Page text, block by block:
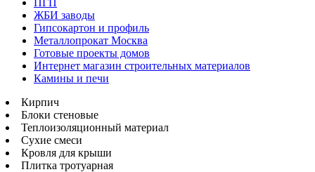
ПГП
ЖБИ заводы
Гипсокартон и профиль
Металлопрокат Москва
Готовые проекты домов
Интернет магазин строительных материалов
Камины и печи
Кирпич
Блоки стеновые
Теплоизоляционный материал
Сухие смеси
Кровля для крыши
Плитка тротуарная